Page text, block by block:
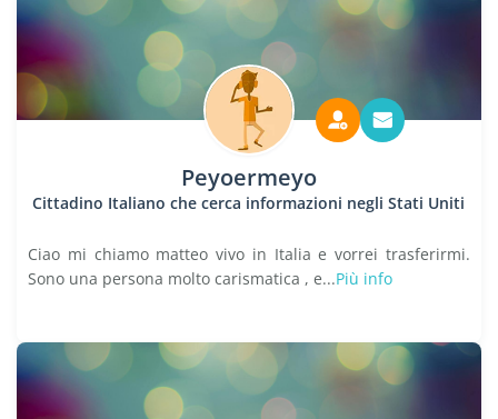
Peyoermeyo
Cittadino Italiano che cerca informazioni negli Stati Uniti
Ciao mi chiamo matteo vivo in Italia e vorrei trasferirmi.
Sono una persona molto carismatica , e...Più info